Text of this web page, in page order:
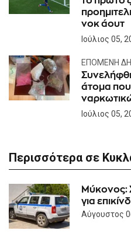
νοκ άουτ
Ιούλιος 05,
ΕΠΌΜΕΝΗ
άτομα
Ιούλιος 05,
Περισσότερα σε
Μύκονος:
για
Αύγουστος